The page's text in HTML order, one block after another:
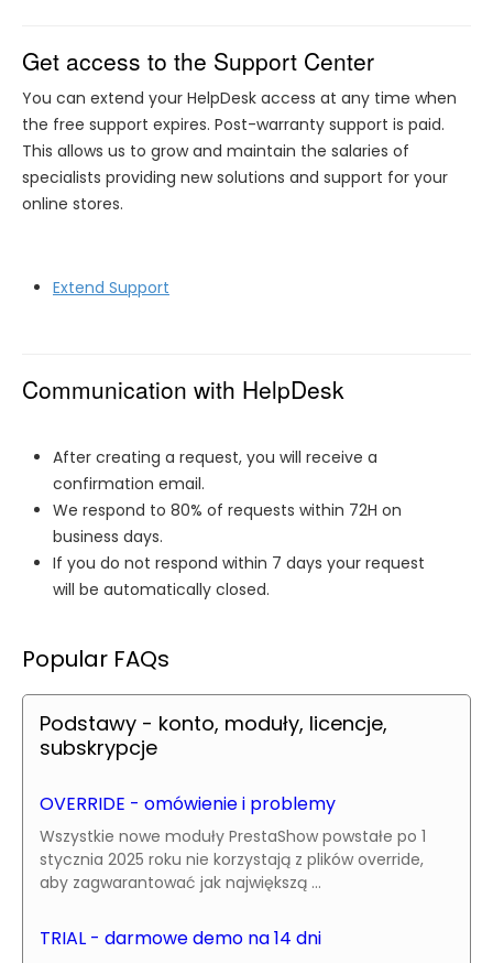
Get access to the Support Center
You can extend your HelpDesk access at any time when
the free support expires. Post-warranty support is paid.
This allows us to grow and maintain the salaries of
specialists providing new solutions and support for your
online stores.
Extend Support
Communication with HelpDesk
After creating a request, you will receive a
confirmation email.
We respond to 80% of requests within 72H on
business days.
If you do not respond within 7 days your request
will be automatically closed.
Popular FAQs
Podstawy - konto, moduły, licencje,
subskrypcje
OVERRIDE - omówienie i problemy
Wszystkie nowe moduły PrestaShow powstałe po 1
stycznia 2025 roku nie korzystają z plików override,
aby zagwarantować jak największą ...
TRIAL - darmowe demo na 14 dni